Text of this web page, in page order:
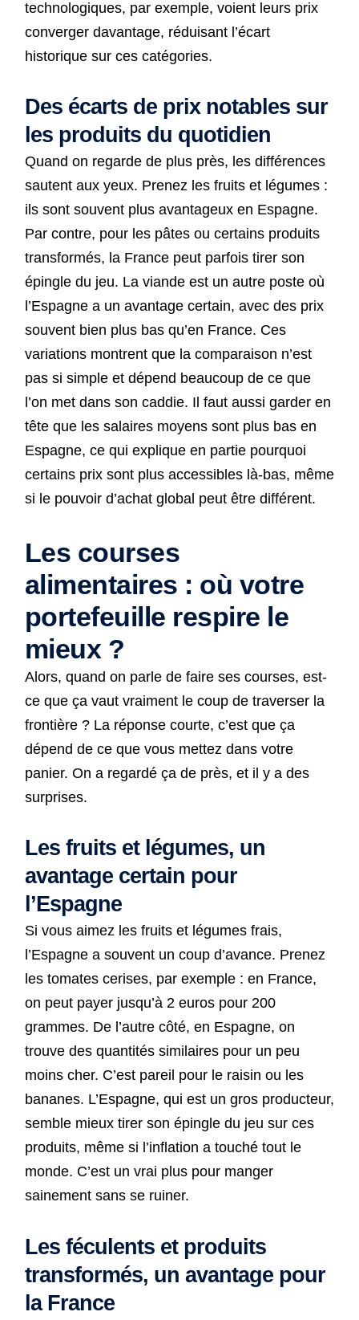
technologiques, par exemple, voient leurs prix
converger davantage, réduisant l’écart
historique sur ces catégories.
Des écarts de prix notables sur
les produits du quotidien
Quand on regarde de plus près, les différences
sautent aux yeux. Prenez les fruits et légumes :
ils sont souvent plus avantageux en Espagne.
Par contre, pour les pâtes ou certains produits
transformés, la France peut parfois tirer son
épingle du jeu. La viande est un autre poste où
l’Espagne a un avantage certain, avec des prix
souvent bien plus bas qu’en France. Ces
variations montrent que la comparaison n’est
pas si simple et dépend beaucoup de ce que
l’on met dans son caddie. Il faut aussi garder en
tête que les salaires moyens sont plus bas en
Espagne, ce qui explique en partie pourquoi
certains prix sont plus accessibles là-bas, même
si le pouvoir d’achat global peut être différent.
Les courses
alimentaires : où votre
portefeuille respire le
mieux ?
Alors, quand on parle de faire ses courses, est-
ce que ça vaut vraiment le coup de traverser la
frontière ? La réponse courte, c’est que ça
dépend de ce que vous mettez dans votre
panier. On a regardé ça de près, et il y a des
surprises.
Les fruits et légumes, un
avantage certain pour
l’Espagne
Si vous aimez les fruits et légumes frais,
l’Espagne a souvent un coup d’avance. Prenez
les tomates cerises, par exemple : en France,
on peut payer jusqu’à 2 euros pour 200
grammes. De l’autre côté, en Espagne, on
trouve des quantités similaires pour un peu
moins cher. C’est pareil pour le raisin ou les
bananes. L’Espagne, qui est un gros producteur,
semble mieux tirer son épingle du jeu sur ces
produits, même si l’inflation a touché tout le
monde. C’est un vrai plus pour manger
sainement sans se ruiner.
Les féculents et produits
transformés, un avantage pour
la France